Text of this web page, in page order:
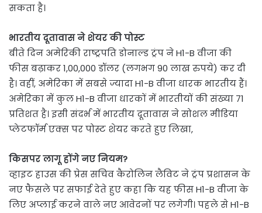
सकता है।
भारतीय दूतावास ने शेयर की पोस्ट
बीते दिन अमेरिकी राष्ट्रपति डोनाल्ड ट्रंप ने H1-B वीजा की
फीस बढ़ाकर 1,00,000 डॉलर (लगभग 90 लाख रुपये) कर दी
है। वहीं, अमेरिका में सबसे ज्यादा H1-B वीजा धारक भारतीय हैं।
अमेरिका में कुल H1-B वीजा धारकों में भारतीयों की संख्या 71
प्रतिशत है। इसी संदर्भ में भारतीय दूतावास ने सोशल मीडिया
प्लेटफॉर्म एक्स पर पोस्ट शेयर करते हुए लिखा,
किसपर लागू होंगे नए नियम?
व्हाइट हाउस की प्रेस सचिव कैरोलिन लैविट ने ट्रंप प्रशासन के
नए फैसले पर सफाई देते हुए कहा कि यह फीस H1-B वीजा के
लिए अप्लाई करने वाले नए आवेदनों पर लगेगी। पहले से H1-B